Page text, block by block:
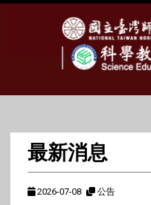
最新消息
2026-07-08 公告